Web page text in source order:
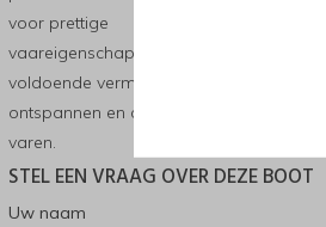
voor prettige
vaareigenschappen en
voldoende vermogen voor
ontspannen en comfortabel
varen.
STEL EEN VRAAG OVER DEZE BOOT
Uw naam